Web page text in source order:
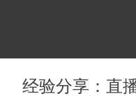
经验分享：直